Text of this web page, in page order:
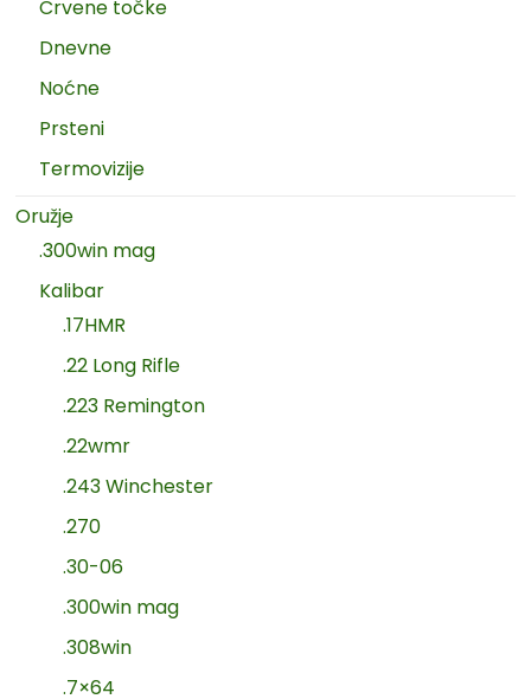
Crvene točke
Dnevne
Noćne
Prsteni
Termovizije
Oružje
.300win mag
Kalibar
.17HMR
.22 Long Rifle
.223 Remington
.22wmr
.243 Winchester
.270
.30-06
.300win mag
.308win
.7×64